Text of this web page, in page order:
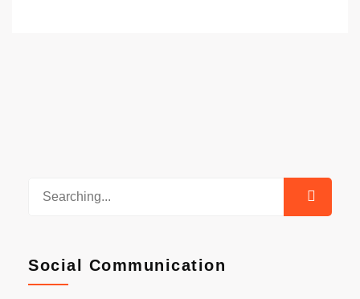
Social Communication